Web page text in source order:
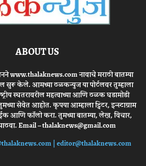
ABOUT US
www.thalaknews.com नावाचे मराठी बातम्या
सुरू केले. आमच्या ठळकन्युज या पोर्टलवर तुम्हाला
स्घतरावरील महत्वाच्या आणि ठळक घडामोडी
सेवेत आहोत. कृपया आम्हाला ट्विटर, इन्स्टाग्राम
फॉलो करा. तुमच्या बातम्या, लेख, विचार,
Email – thalaknews@gmail.com
| editor@thalaknews.com